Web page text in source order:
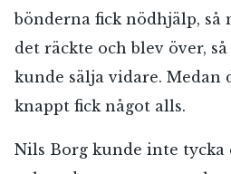
bönderna fick nödhjälp, så
det räckte och blev över,
kunde sälja vidare. Medan
knappt fick något alls.
Nils Borg kunde inte tycka